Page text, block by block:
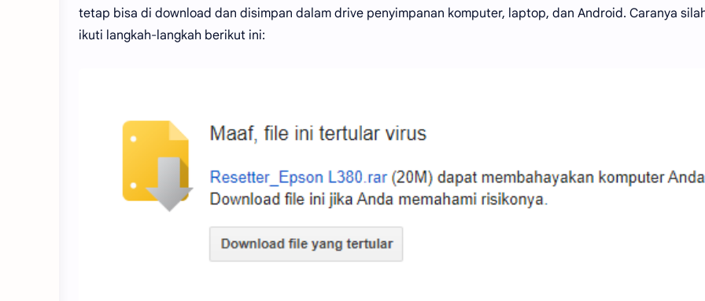
tetap bisa di download dan disimpan dalam drive penyimpanan komputer, laptop, dan Android. Caranya
ikuti langkah-langkah berikut ini: